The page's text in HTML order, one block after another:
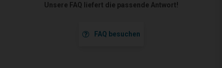
Unsere FAQ liefert die passende Antwort!
FAQ besuchen